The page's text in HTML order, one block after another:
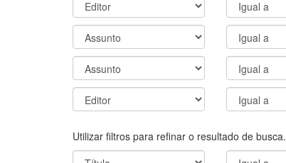
Utilizar filtros para refinar o resultado de busca.